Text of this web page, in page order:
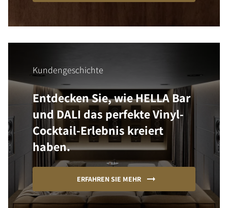
Kundengeschichte
Entdecken Sie, wie HELLA Bar
und DALI das perfekte Vinyl-
Cocktail-Erlebnis kreiert
haben.
ERFAHREN SIE MEHR